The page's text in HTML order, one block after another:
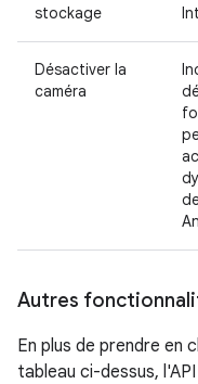
stockage
Désactiver la
caméra
Autres
En plus de prendre en
tableau ci-dessus,